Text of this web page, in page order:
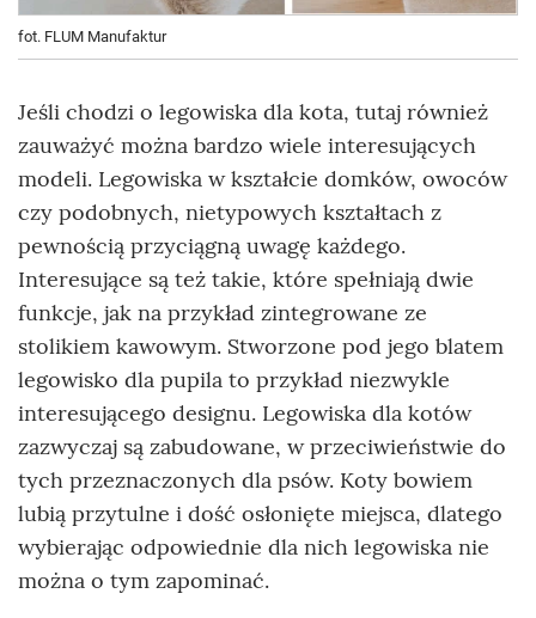
fot. FLUM Manufaktur
Jeśli chodzi o legowiska dla kota, tutaj również
zauważyć można bardzo wiele interesujących
modeli. Legowiska w kształcie domków, owoców
czy podobnych, nietypowych kształtach z
pewnością przyciągną uwagę każdego.
Interesujące są też takie, które spełniają dwie
funkcje, jak na przykład zintegrowane ze
stolikiem kawowym. Stworzone pod jego blatem
legowisko dla pupila to przykład niezwykle
interesującego designu. Legowiska dla kotów
zazwyczaj są zabudowane, w przeciwieństwie do
tych przeznaczonych dla psów. Koty bowiem
lubią przytulne i dość osłonięte miejsca, dlatego
wybierając odpowiednie dla nich legowiska nie
można o tym zapominać.